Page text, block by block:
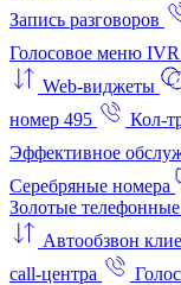
Запись разговоров
Голосовое меню IVR
Web-виджеты
номер 495
Кол-
Эффективное
Серебряные номера
Золотые
Автообзвон
call-центра